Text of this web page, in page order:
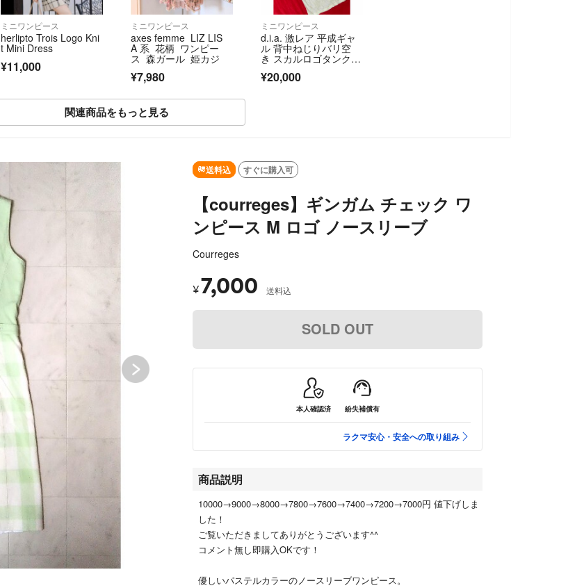
ミニワンピース
herlipto Trois Logo Kni
t Mini Dress
¥11,000
ミニワンピース
axes femme LIZ LIS
A 系 花柄 ワンピー
ス 森ガール 姫カジ
¥7,980
ミニワンピース
d.i.a. 激レア 平成ギャ
ル 背中ねじりバリ空
き スカルロゴタンクワ
¥20,000
関連商品をもっと見る
SOLD OUT
送料込 すぐに購入可
【courreges】ギンガム チェック ワ
ンピース M ロゴ ノースリーブ
Courreges
¥7,000 送料込
SOLD OUT
本人確認済 紛失補償有
ラクマ安心・安全への取り組み
商品説明
10000→9000→8000→7800→7600→7400→7200→7000円 値下げしま
した！
ご覧いただきましてありがとうございます^^
コメント無し即購入OKです！
優しいパステルカラーのノースリーブワンピース。